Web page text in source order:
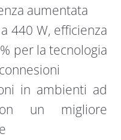
aumentata
440 W, efficienza
per la tecnologia
in ambienti ad
un migliore